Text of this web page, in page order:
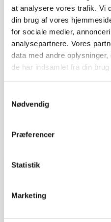
at analysere vores trafik. Vi
din brug af vores
for sociale medier,
analysepartnere. Vores
data med andre
de har indsamlet fra din
Nødvendig
Præferencer
Statistik
Marketing
SKU: 20207
Hjulbolt kegle, M12x1,5x24
32,00kr.
Afhentning og forsendelse